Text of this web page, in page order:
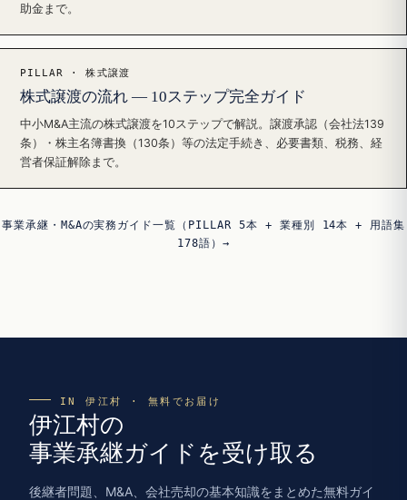
助金まで。
PILLAR · 株式譲渡
株式譲渡の流れ — 10ステップ完全ガイド
中小M&A主流の株式譲渡を10ステップで解説。譲渡承認（会社法139
条）・株主名簿書換（130条）等の法定手続き、必要書類、税務、経
営者保証解除まで。
事業承継・M&Aの実務ガイド一覧（PILLAR 5本 + 業種別 14本 + 用語集
178語）→
IN 伊江村 · 無料でお届け
伊江村の
事業承継ガイドを受け取る
後継者問題、M&A、会社売却の基本知識をまとめた無料ガイ